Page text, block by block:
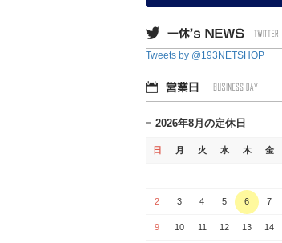
Tweets by @193NETSHOP
2026年8月の定休日
日 月 火 水 木 金
2 3 4 5 6 7
9 10 11 12 13 14